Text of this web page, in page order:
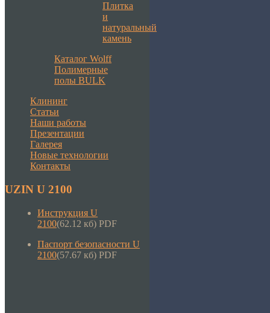
Плитка
и
натуральный
камень
Каталог Wolff
Полимерные
полы BULK
Клининг
Статьи
Наши работы
Презентации
Галерея
Новые технологии
Контакты
UZIN U 2100
Инструкция U
2100(62.12 кб) PDF
Паспорт безопасности U
2100(57.67 кб) PDF